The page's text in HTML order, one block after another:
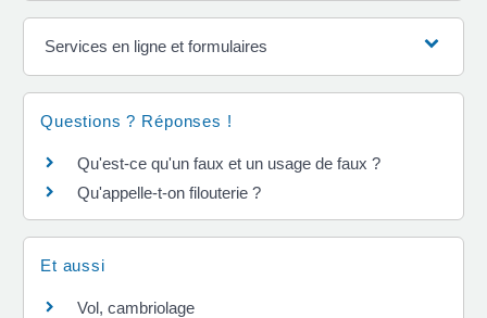
Services en ligne et formulaires
Questions ? Réponses !
Qu'est-ce qu'un faux et un usage de faux ?
Qu'appelle-t-on filouterie ?
Et aussi
Vol, cambriolage